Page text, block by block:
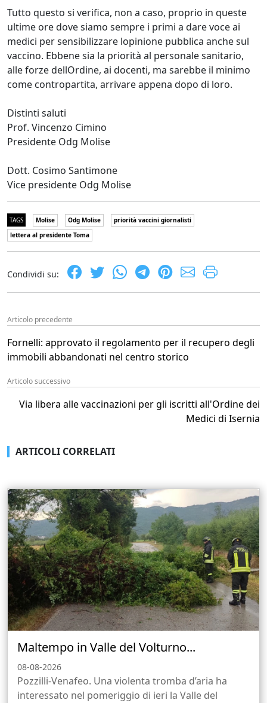
Tutto questo si verifica, non a caso, proprio in queste
ultime ore dove siamo sempre i primi a dare voce ai
medici per sensibilizzare lopinione pubblica anche sul
vaccino. Ebbene sia la priorità al personale sanitario,
alle forze dellOrdine, ai docenti, ma sarebbe il minimo
come contropartita, arrivare appena dopo di loro.
Distinti saluti
Prof. Vincenzo Cimino
Presidente Odg Molise
Dott. Cosimo Santimone
Vice presidente Odg Molise
TAGS Molise Odg Molise
priorità vaccini giornalisti
lettera al presidente Toma
Condividi su:
Articolo precedente
Fornelli: approvato il regolamento per il recupero degli
immobili abbandonati nel centro storico
Articolo successivo
Via libera alle vaccinazioni per gli iscritti all'Ordine dei
Medici di Isernia
ARTICOLI CORRELATI
Maltempo in Valle del Volturno...
08-08-2026
Pozzilli-Venafeo. Una violenta tromba d’aria ha
interessato nel pomeriggio di ieri la Valle del